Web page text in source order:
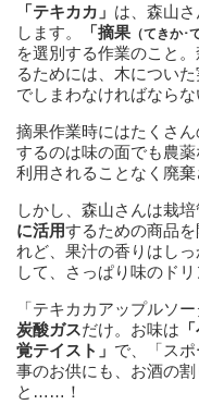
「テキカカ」 は、森山
します。
「摘果 （てきか･
を選別する作業のこと
るためには、木についた
でしまわなければならな
摘果作業時にはたくさ
するのは味の面でも農
利用されることなく廃棄
しかし、森山さんは栽培
に活用するための商品
れど、果汁の香りはし
して、さっぱり味のド
「テキカカアップルソ
炭酸ガスだけ。お味は
覚テイスト」 で、「ス
事のお供にも、お酒の
と……！